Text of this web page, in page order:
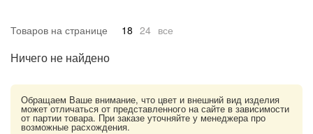
Товаров на странице 18 24 все
Ничего не найдено
Обращаем Ваше внимание, что цвет и внешний вид изделия
может отличаться от представленного на сайте в зависимости
от партии товара. При заказе уточняйте у менеджера про
возможные расхождения.